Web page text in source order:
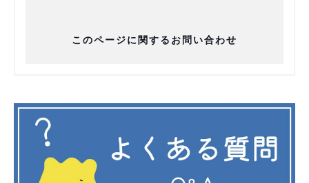
このページに関するお問い合わせ